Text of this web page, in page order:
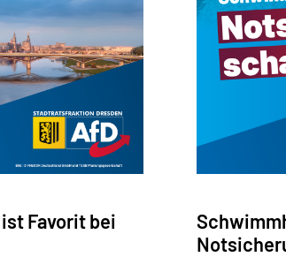
ist Favorit bei